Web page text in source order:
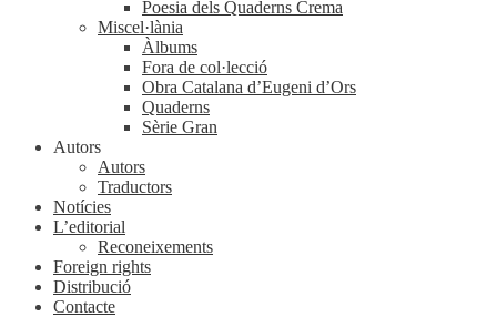
Poesia dels Quaderns Crema
Miscel·lània
Àlbums
Fora de col·lecció
Obra Catalana d’Eugeni d’Ors
Quaderns
Sèrie Gran
Autors
Autors
Traductors
Notícies
L’editorial
Reconeixements
Foreign rights
Distribució
Contacte